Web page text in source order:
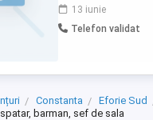
13 iunie
Telefon validat
Constanta Eforie Sud
barman, sef de sala